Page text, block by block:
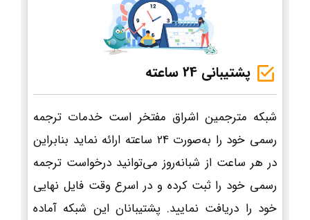
پشتیبانی 24 ساعته
شبکه مترجمین اشراق مفتخر است خدمات ترجمه
رسمی خود را به‌صورت 24 ساعته ارائه نماید بنابراین
در هر ساعت از شبانه‌روز می‌توانید درخواست ترجمه
رسمی خود را ثبت کرده و در اسرع وقت فایل نهایی
خود را دریافت نمایید. پشتیبانان این شبکه آماده